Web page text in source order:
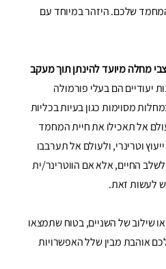
שלכם. היזהר במיוחד עם
מחלה מיועד להינתן תוך מעקב
יעודיים הם בעלי פורמולה
מסוימות כגון בעיות בכליות
אל תאכילו את חיית המחמד
וטרינרי, ולעולם אל תערבבו
החיים, אלא אם הווטרינר/ית
לעשות זאת.
שילוב של השניים, בטוח שתמצאו
אוהבת מבין שלל האפשרויות